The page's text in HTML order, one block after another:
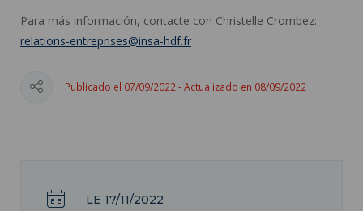
Para más información, contacte con Christelle Crombez:
relations-entreprises@insa-hdf.fr
Publicado el 07/09/2022 - Actualizado en 08/09/2022
LE 17/11/2022